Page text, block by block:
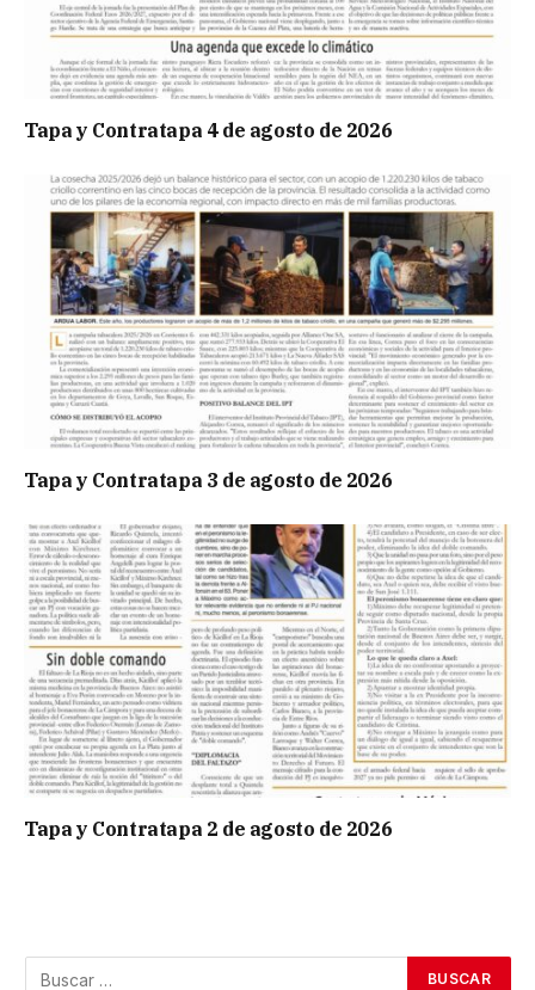
Tapa y Contratapa 4 de agosto de 2026
Tapa y Contratapa 3 de agosto de 2026
Tapa y Contratapa 2 de agosto de 2026